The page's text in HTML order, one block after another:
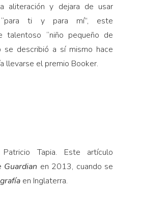
aliteración y dejara de usar
ti y para mí”, este
talentoso “niño pequeño de
se describió a sí mismo hace
llevarse el premio Booker.
Tapia. Este artículo
Guardian en 2013, cuando se
en Inglaterra.